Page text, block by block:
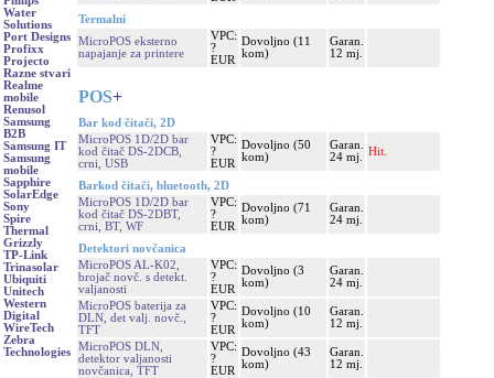
Water
Solutions
Port Designs
Profixx
Projecto
Razne stvari
Realme
mobile
Renusol
Samsung
B2B
Samsung IT
Samsung
mobile
Sapphire
SolarEdge
Sony
Spire
Thermal
Grizzly
TP-Link
Trinasolar
Ubiquiti
Unitech
Western
Digital
WireTech
Zebra
Technologies
Termalni
MicroPOS eksterno
napajanje za printere
VPC:
?
EUR
Dovoljno (11
kom)
Garan.
12 mj.
POS+
Bar kod čitači, 2D
MicroPOS 1D/2D bar
kod čitač DS-2DCB,
crni, USB
VPC:
?
EUR
Dovoljno (50
kom)
Garan.
24 mj.
Hit.
Barkod čitači, bluetooth, 2D
MicroPOS 1D/2D bar
kod čitač DS-2DBT,
crni, BT, WF
VPC:
?
EUR
Dovoljno (71
kom)
Garan.
24 mj.
Detektori novčanica
MicroPOS AL-K02,
brojač novč. s detekt.
valjanosti
VPC:
?
EUR
Dovoljno (3
kom)
Garan.
24 mj.
MicroPOS baterija za
DLN, det valj. novč.,
TFT
VPC:
?
EUR
Dovoljno (10
kom)
Garan.
12 mj.
MicroPOS DLN,
detektor valjanosti
novčanica, TFT
VPC:
?
EUR
Dovoljno (43
kom)
Garan.
12 mj.